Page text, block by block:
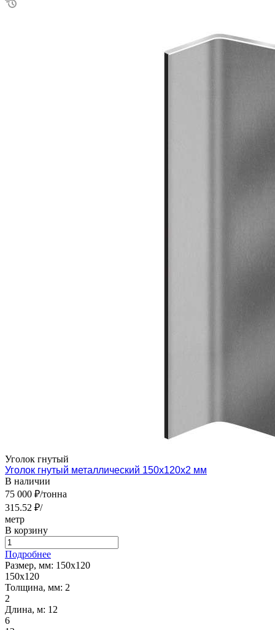
Уголок гнутый
Уголок гнутый металлический 150х120х2 мм
В наличии
75 000 ₽/тонна
315.52 ₽/
метр
В корзину
Подробнее
Размер, мм: 150х120
150х120
Толщина, мм: 2
2
Длина, м: 12
6